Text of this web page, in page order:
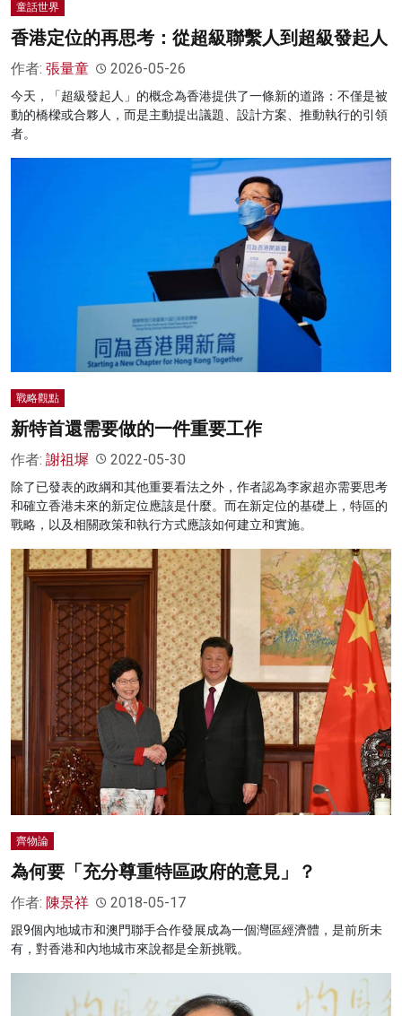
童話世界
香港定位的再思考：從超級聯繫人到超級發起人
作者: 張量童 2026-05-26
今天，「超級發起人」的概念為香港提供了一條新的道路：不僅是被
動的橋樑或合夥人，而是主動提出議題、設計方案、推動執行的引領
者。
戰略觀點
新特首還需要做的一件重要工作
作者: 謝祖墀 2022-05-30
除了已發表的政綱和其他重要看法之外，作者認為李家超亦需要思考
和確立香港未來的新定位應該是什麼。而在新定位的基礎上，特區的
戰略，以及相關政策和執行方式應該如何建立和實施。
齊物論
為何要「充分尊重特區政府的意見」？
作者: 陳景祥 2018-05-17
跟9個內地城市和澳門聯手合作發展成為一個灣區經濟體，是前所未
有，對香港和內地城市來說都是全新挑戰。